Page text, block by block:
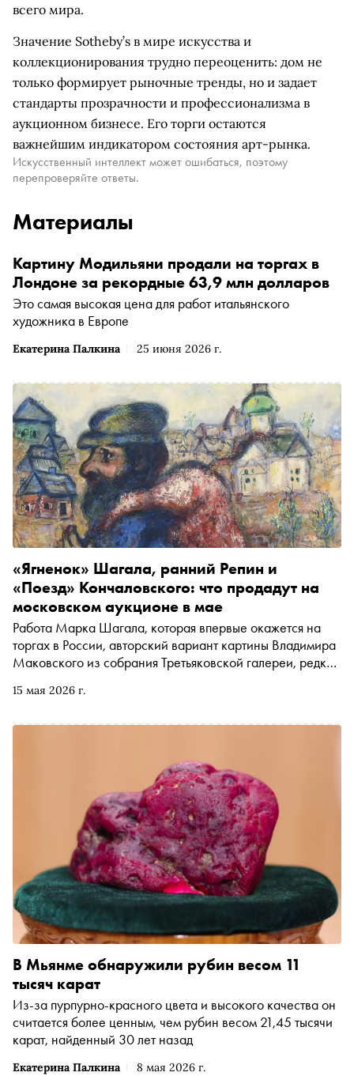
всего мира.
Значение Sotheby’s в мире искусства и
коллекционирования трудно переоценить: дом не
только формирует рыночные тренды, но и задает
стандарты прозрачности и профессионализма в
аукционном бизнесе. Его торги остаются
важнейшим индикатором состояния арт-рынка.
Искусственный интеллект может ошибаться, поэтому
перепроверяйте ответы.
Материалы
Екатерина Палкина 25 июня 2026 г.
Картину Модильяни продали на торгах в
Лондоне за рекордные 63,9 млн долларов
Это самая высокая цена для работ итальянского
художника в Европе
15 мая 2026 г.
«Ягненок» Шагала, ранний Репин и
«Поезд» Кончаловского: что продадут на
московском аукционе в мае
Работа Марка Шагала, которая впервые окажется на
торгах в России, авторский вариант картины Владимира
Маковского из собрания Третьяковской галереи, редкие
Исаака Левитана — 24 мая Московский аукционный
общей стоимостью 2 млрд рублей
Екатерина Палкина 8 мая 2026 г.
В Мьянме обнаружили рубин весом 11
тысяч карат
Из-за пурпурно-красного цвета и высокого качества он
считается более ценным, чем рубин весом 21,45 тысячи
карат, найденный 30 лет назад